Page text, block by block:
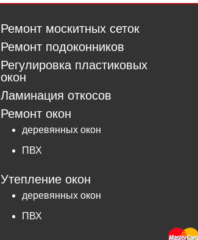
Ремонт москитных сеток
Ремонт подоконников
Регулировка пластиковых
окон
Ламинация откосов
Ремонт окон
деревянных окон
ПВХ
Утепление окон
деревянных окон
ПВХ